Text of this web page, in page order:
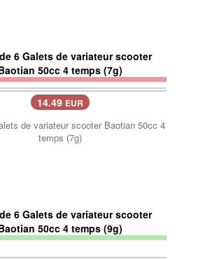
14.49 EUR
de variateur scooter Baotian 50cc 4
temps (7g)